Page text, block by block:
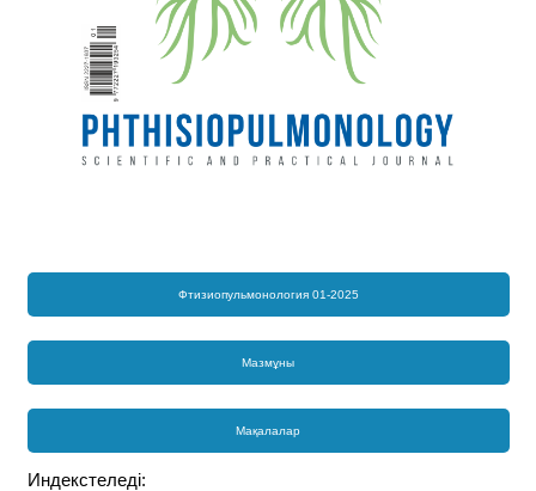
Фтизиопульмонология 01-2025
Мазмұны
Мақалалар
Индекстеледі: